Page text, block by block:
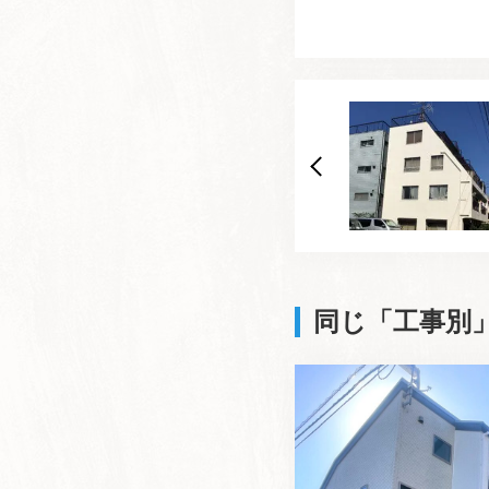
同じ「工事別